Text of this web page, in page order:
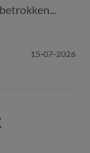
15-07-2026